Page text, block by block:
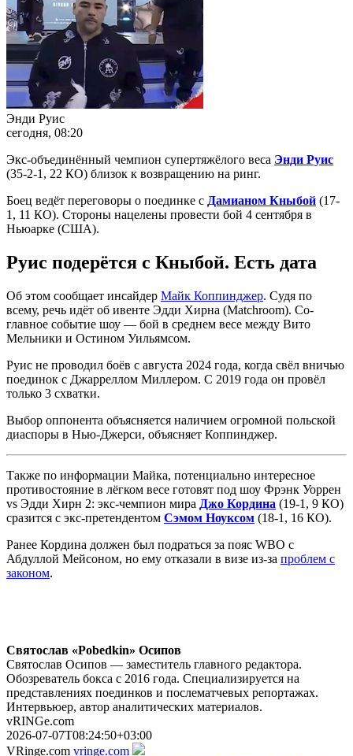
Энди Руис
сегодня, 08:20
Экс-объединённый чемпион супертяжёлого веса Энди Руис
(35-2-1, 22 КО) близок к возвращению на ринг.
Боец ведёт переговоры о поединке с Дамианом Кныбой (17-
1, 11 КО). Стороны нацелены провести бой 4 сентября в
Ньюарке (США).
Руис подерётся с Кныбой. Есть дата
Об этом сообщает инсайдер Майк Коппинджер. Судя по
всему, речь идёт об ивенте Эдди Хирна (Matchroom). Со-
главное событие шоу — бой в среднем весе между Вито
Мельники и Остином Уильямсом.
Руис не проводил боёв с августа 2024 года, когда свёл вничью
поединок с Джарреллом Миллером. С 2019 года он провёл
только 3 схватки.
Выбор оппонента объясняется наличием огромной польской
диаспоры в Нью-Джерси, объясняет Коппинджер.
Также по информации Майка, потенциально интересное
противостояние в лёгком весе готовят под шоу Фрэнк Уоррен
vs Эдди Хирн 2: экс-чемпион мира Джо Кордина (19-1, 9 КО)
сразится с экс-претендентом Сэмом Ноуксом (18-1, 16 КО).
Ранее Кордина должен был подраться за пояс WBO с
Абдуллой Мейсоном, но ему отказали в визе из-за проблем с
законом.
Святослав «Pobedkin» Осипов
Святослав Осипов — заместитель главного редактора.
Обозреватель бокса с 2016 года. Специализируется на
представлениях поединков и послематчевых репортажах.
Интервьюер, автор аналитических материалов.
vRINGe.com
2026-07-07T08:24:50+03:00
VRinge.com vringe.com